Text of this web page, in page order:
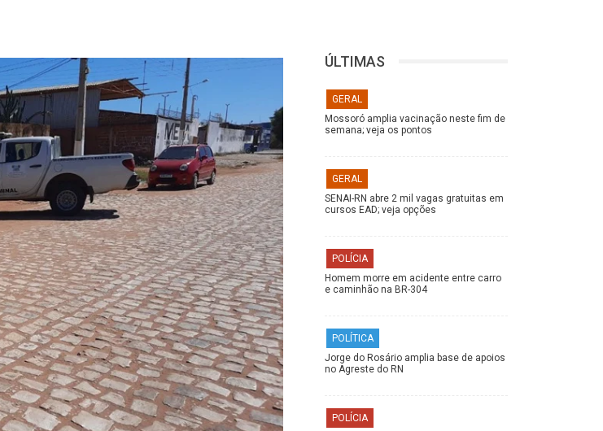
ÚLTIMAS
GERAL
Mossoró amplia vacinação neste fim de
semana; veja os pontos
GERAL
SENAI-RN abre 2 mil vagas gratuitas em
cursos EAD; veja opções
POLÍCIA
Homem morre em acidente entre carro
e caminhão na BR-304
POLÍTICA
Jorge do Rosário amplia base de apoios
no Agreste do RN
POLÍCIA